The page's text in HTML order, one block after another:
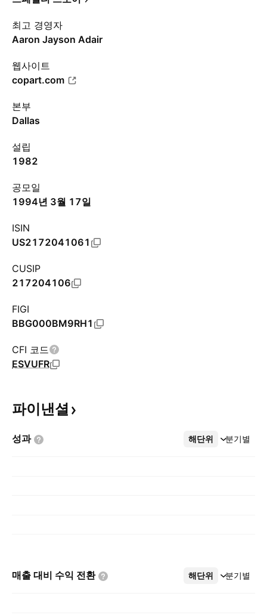
최고 경영자
Aaron Jayson Adair
웹사이트
copart.com
본부
Dallas
설립
1982
공모일
1994년 3월 17일
ISIN
US2172041061
CUSIP
217204106
FIGI
BBG000BM9RH1
CFI 코드
ESVUFR
파이낸셜
성과 해단위 분기별
더보기
매출 대비 수익 전환 해단위 분기별
더보기